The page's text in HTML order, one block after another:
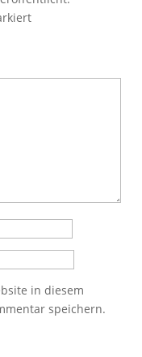
in diesem
speichern.